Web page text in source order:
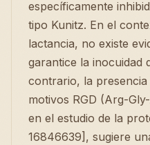
específicamente
tipo Kunitz. En el
lactancia, no existe
garantice la inocuidad
contrario, la
motivos RGD (Arg-
en el estudio de la
16846639], sugiere